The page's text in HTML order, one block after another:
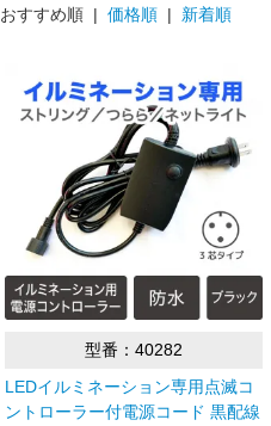
おすすめ順 | 価格順 | 新着順
型番：40282
LEDイルミネーション専用点滅コ
ントローラー付電源コード 黒配線